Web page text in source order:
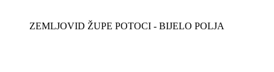
ZEMLJOVID ŽUPE POTOCI - BIJELO POLJA